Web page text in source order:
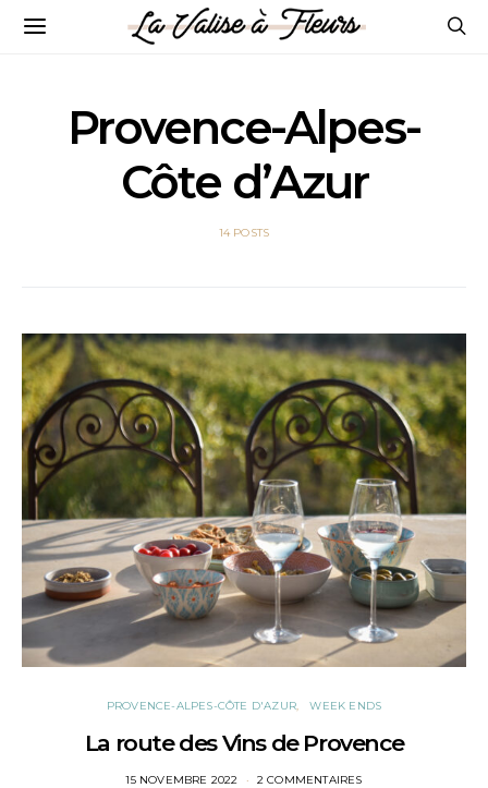
Provence-Alpes-
Côte d’Azur
14 POSTS
PROVENCE-ALPES-CÔTE D'AZUR WEEK ENDS
La route des Vins de Provence
POSTED
15 NOVEMBRE 2022 2 COMMENTAIRES